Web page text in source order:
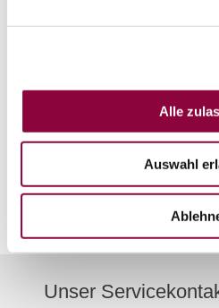
Alle
Auswahl
Touristik Center
Bahnhofstraße 21
Wörrstadt
Tel:06732 951 969 0
E-Mail:
Unser